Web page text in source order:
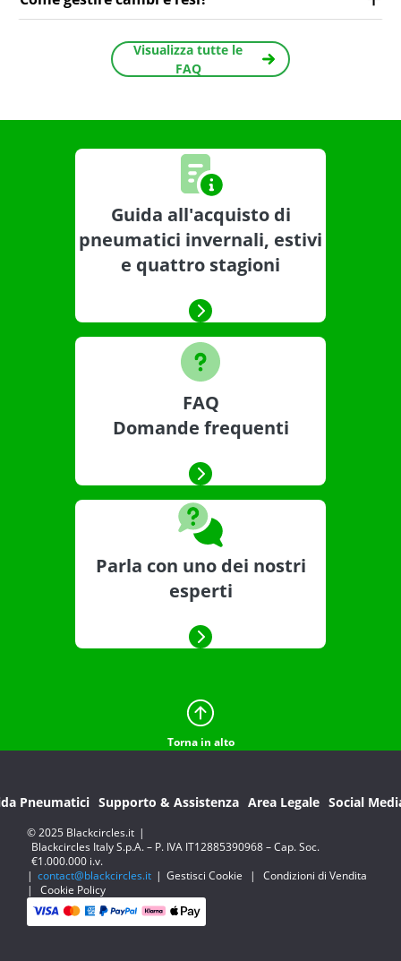
Visualizza tutte le
FAQ
Guida all'acquisto di
pneumatici invernali, estivi
e quattro stagioni
FAQ
Domande frequenti
Parla con uno dei nostri
esperti
Torna in alto
Pneumatici Supporto & Assistenza Area Legale Social
© 2025 Blackcircles.it |
Blackcircles Italy S.p.A. – P. IVA IT12885390968 – Cap. Soc.
€1.000.000 i.v.
| contact@blackcircles.it | Gestisci Cookie |
Condizioni di Vendita
|
Cookie Policy